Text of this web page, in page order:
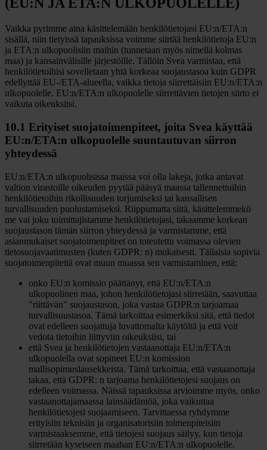
(EU:N JA ETA:N ULKOPUOLELLE)
Vaikka pyrimme aina käsittelemään henkilötietojasi EU:n/ETA:n
sisällä, niin tietyissä tapauksissa voimme siirtää henkilötietoja EU:n
ja ETA:n ulkopuolisiin maihin (tunnetaan myös nimellä kolmas
maa) ja kansainvälisille järjestöille. Tällöin Svea varmistaa, että
henkilötietoihisi sovelletaan yhtä korkeaa suojaustasoa kuin GDPR
edellyttää EU-/ETA-alueella, vaikka tietoja siirrettäisiin EU:n/ETA:n
ulkopuolelle. EU:n/ETA:n ulkopuolelle siirrettävien tietojen siirto ei
vaikuta oikeuksiisi.
10.1 Erityiset suojatoimenpiteet, joita Svea käyttää
EU:n/ETA:n ulkopuolelle suuntautuvan siirron
yhteydessä
EU:n/ETA:n ulkopuolisissa maissa voi olla lakeja, jotka antavat
valtion virastoille oikeuden pyytää pääsyä maassa tallennettuihin
henkilötietoihin rikollisuuden torjumiseksi tai kansallisen
turvallisuuden puolustamiseksi. Riippumatta siitä, käsittelemmekö
me vai joku toimittajistamme henkilötietojasi, takaamme korkean
suojaustason tämän siirron yhteydessä ja varmistamme, että
asianmukaiset suojatoimenpiteet on toteutettu voimassa olevien
tietosuojavaatimusten (kuten GDPR: n) mukaisesti. Tällaisia sopivia
suojatoimenpiteitä ovat muun muassa sen varmistaminen, että:
onko EU:n komissio päättänyt, että EU:n/ETA:n
ulkopuolinen maa, johon henkilötietojasi siirretään, saavuttaa
"riittävän" suojaustason, joka vastaa GDPR:n tarjoamaa
turvallisuustasoa. Tämä tarkoittaa esimerkiksi sitä, että tiedot
ovat edelleen suojattuja luvattomalta käytöltä ja että voit
vedota tietoihin liittyviin oikeuksiisi, tai
että Svea ja henkilötietojen vastaanottaja EU:n/ETA:n
ulkopuolella ovat sopineet EU:n komission
mallisopimuslausekkeista. Tämä tarkoittaa, että vastaanottaja
takaa, että GDPR: n tarjoama henkilötietojesi suojaus on
edelleen voimassa. Näissä tapauksissa arvioimme myös, onko
vastaanottajamaassa lainsäädäntöä, joka vaikuttaa
henkilötietojesi suojaamiseen. Tarvittaessa ryhdymme
erityisiin teknisiin ja organisatorisiin toimenpiteisiin
varmistaaksemme, että tietojesi suojaus säilyy, kun tietoja
siirretään kyseiseen maahan EU:n/ETA:n ulkopuolelle.